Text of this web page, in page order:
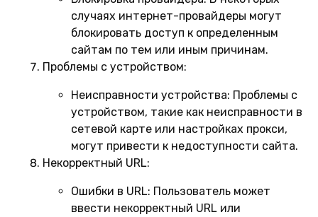
случаях интернет-провайдеры могут
блокировать доступ к определенным
сайтам по тем или иным причинам.
Проблемы с устройством:
Неисправности устройства: Проблемы с
устройством, такие как неисправности в
сетевой карте или настройках прокси,
могут привести к недоступности сайта.
Некорректный URL:
Ошибки в URL: Пользователь может
ввести некорректный URL или